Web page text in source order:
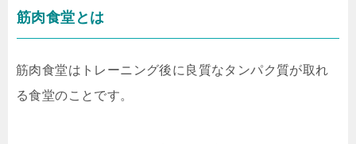
筋肉食堂とは
筋肉食堂はトレーニング後に良質なタンパク質が取れ
る食堂のことです。